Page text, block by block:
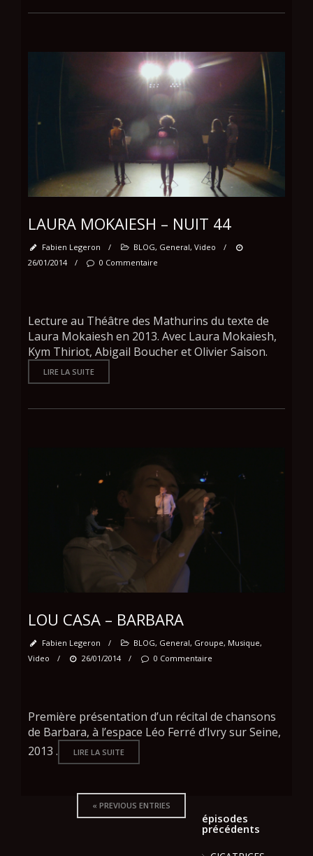
LAURA MOKAIESH – NUIT 44
Fabien Legeron / BLOG, General, Video
/
26/01/2014
/ 0 Commentaire
Lecture au Théâtre des Mathurins du texte de
Laura Mokaiesh en 2013. Avec Laura Mokaiesh,
Kym Thiriot, Abigail Boucher et Olivier Saison.
LIRE LA SUITE
LOU CASA – BARBARA
Fabien Legeron / BLOG, General, Groupe, Musique,
Video
/ 26/01/2014 / 0 Commentaire
Première présentation d’un récital de chansons
de Barbara, à l’espace Léo Ferré d’Ivry sur Seine,
2013 .
LIRE LA SUITE
« PREVIOUS ENTRIES
épisodes
précédents